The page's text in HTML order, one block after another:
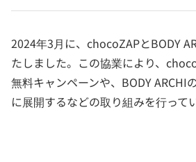
2024年3月に、chocoZAPとBODY
たしました。この協業により、
無料キャンペーンや、BODY ARCHI
に展開するなどの取り組みを行って